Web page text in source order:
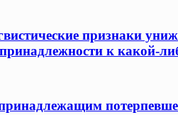
признаки
к какой-